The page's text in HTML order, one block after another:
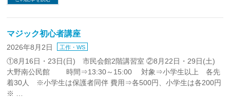
マジック初心者講座
2026年8月2日 工作・WS
①8月16日・23日(日) 市民会館2階講習室 ②8月22日・29日(土)
大野南公民館 時間⇒13:30～15:00 対象⇒小学生以上 各先
着30人 ※小学生は保護者同伴 費用⇒各500円、小学生は各200円
※ …